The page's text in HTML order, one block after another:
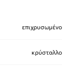
επιχρυσωμένο
κρύσταλλο